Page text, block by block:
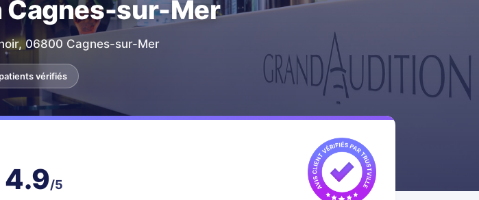
Cagnes-sur-Mer
06800 Cagnes-sur-Mer
vérifiés
4.9/5